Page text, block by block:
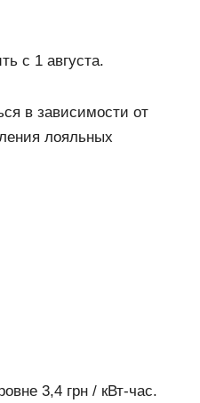
с 1 августа.
в зависимости от
лояльных
3,4 грн / кВт-час.